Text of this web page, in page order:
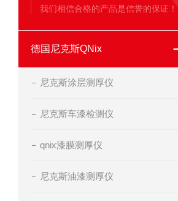
我们相信合格的产品是信誉的保证！
德国尼克斯QNix
尼克斯涂层测厚仪
尼克斯车漆检测仪
qnix漆膜测厚仪
尼克斯油漆测厚仪